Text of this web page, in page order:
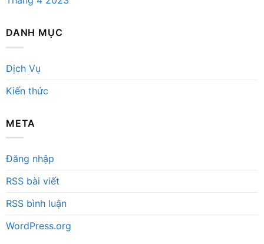
DANH MỤC
Dịch Vụ
Kiến thức
META
Đăng nhập
RSS bài viết
RSS bình luận
WordPress.org